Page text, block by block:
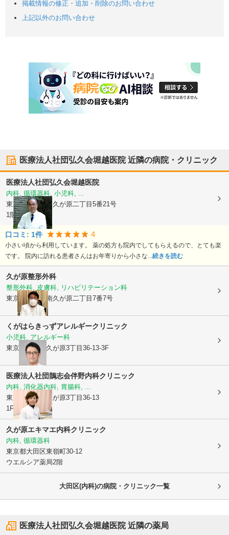
掲載情報の修正・追加・削除のお問い合わせ
上記以外のお問い合わせ
医療法人社団弘久会堀越医院近隣の病院・クリニック
医療法人社団弘久会堀越医院
内科, 循環器科, 小児科, ...
東京都大田区南久が原二丁目5番21号
1階
口コミ: 1件 4
小さい頃から利用しています。 薬の処方も院内でしてもらえるので、とても楽
です。 院内に訪れる患者さんはお年寄りから小さな...続きを読む
久が原整形外科
整形外科, 皮膚科, リハビリテーション科
東京都大田区
南久が原二丁目7番7号
くがはらきっずアレルギークリニック
小児科, アレルギー科
東京都大田区 久が原3丁目36-13-3F
医療法人社団鵲志会伴野内科クリニック
内科, 消化器内科, 胃腸科, ...
東京都大田区
久が原3丁目36-13
1F
久が原エキマエ内科クリニック
内科, 循環器科
東京都大田区東嶺町30-12
ウエルシア薬局2階
大田区(内科)の病院・クリニック一覧
医療法人社団弘久会堀越医院近隣の薬局